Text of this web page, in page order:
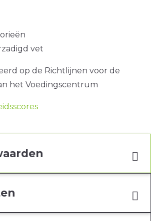
vet
op de Richtlijnen voor de
het Voedingscentrum